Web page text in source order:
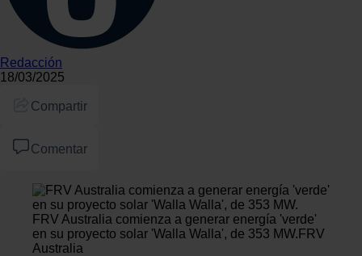
Redacción
18/03/2025
Compartir
Comentar
FRV Australia comienza a generar energía 'verde'
en su proyecto solar 'Walla Walla', de 353 MW. FRV
Australia